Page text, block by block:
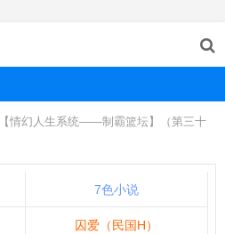
【情幻人生系统——制霸篮坛】（第三十
7色小说
囚爱（民国H）